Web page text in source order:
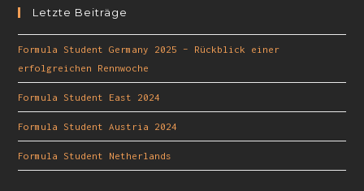
Letzte Beiträge
Formula Student Germany 2025 – Rückblick einer
erfolgreichen Rennwoche
Formula Student East 2024
Formula Student Austria 2024
Formula Student Netherlands